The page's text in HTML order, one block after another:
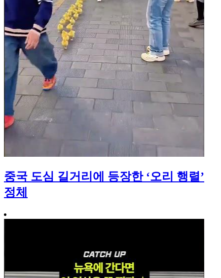
중국 도심 길거리에 등장한 ‘오리 행렬’
정체